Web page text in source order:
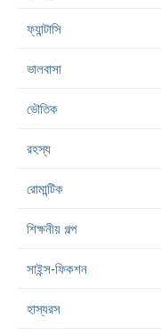
ফ্যান্টাসি
ভালবাসা
ভৌতিক
রহস্য
রোমান্টিক
শিক্ষনীয় গল্প
সাইন্স-ফিকশন
হাস্যরস